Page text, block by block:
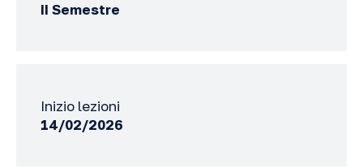
II Semestre
Inizio lezioni
14/02/2026